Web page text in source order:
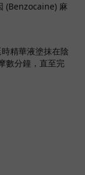
(Benzocaine) 麻
精華液塗抹在陰
數分鐘，直至完